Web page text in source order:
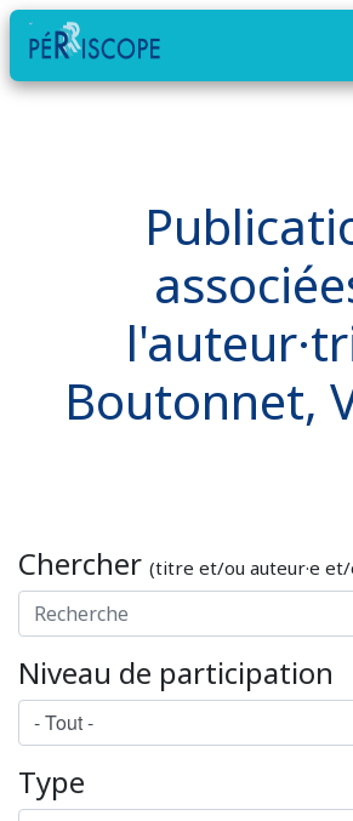
Boutonnet,
Chercher (titre et/ou auteur·e et/
Niveau de participation
Type